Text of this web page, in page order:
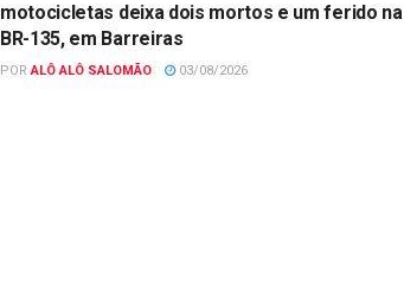
motocicletas deixa dois mortos e um ferido na
BR-135, em Barreiras
POR ALÔ ALÔ SALOMÃO 03/08/2026